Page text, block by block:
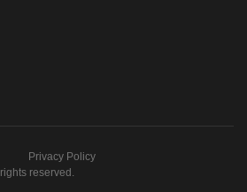
Privacy Policy
reserved.